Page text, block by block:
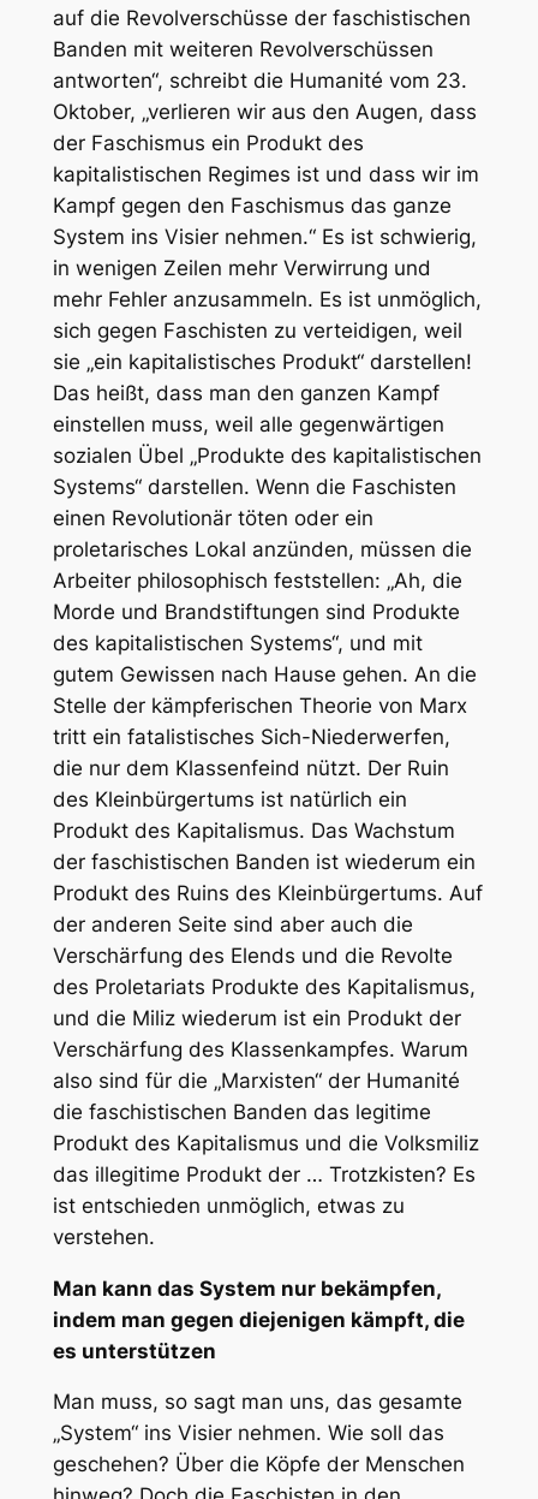
auf die Revolverschüsse der faschistischen
Banden mit weiteren Revolverschüssen
antworten“, schreibt die Humanité vom 23.
Oktober, „verlieren wir aus den Augen, dass
der Faschismus ein Produkt des
kapitalistischen Regimes ist und dass wir im
Kampf gegen den Faschismus das ganze
System ins Visier nehmen.“ Es ist schwierig,
in wenigen Zeilen mehr Verwirrung und
mehr Fehler anzusammeln. Es ist unmöglich,
sich gegen Faschisten zu verteidigen, weil
sie „ein kapitalistisches Produkt“ darstellen!
Das heißt, dass man den ganzen Kampf
einstellen muss, weil alle gegenwärtigen
sozialen Übel „Produkte des kapitalistischen
Systems“ darstellen. Wenn die Faschisten
einen Revolutionär töten oder ein
proletarisches Lokal anzünden, müssen die
Arbeiter philosophisch feststellen: „Ah, die
Morde und Brandstiftungen sind Produkte
des kapitalistischen Systems“, und mit
gutem Gewissen nach Hause gehen. An die
Stelle der kämpferischen Theorie von Marx
tritt ein fatalistisches Sich-Niederwerfen,
die nur dem Klassenfeind nützt. Der Ruin
des Kleinbürgertums ist natürlich ein
Produkt des Kapitalismus. Das Wachstum
der faschistischen Banden ist wiederum ein
Produkt des Ruins des Kleinbürgertums. Auf
der anderen Seite sind aber auch die
Verschärfung des Elends und die Revolte
des Proletariats Produkte des Kapitalismus,
und die Miliz wiederum ist ein Produkt der
Verschärfung des Klassenkampfes. Warum
also sind für die „Marxisten“ der Humanité
die faschistischen Banden das legitime
Produkt des Kapitalismus und die Volksmiliz
das illegitime Produkt der … Trotzkisten? Es
ist entschieden unmöglich, etwas zu
verstehen.
Man kann das System nur bekämpfen,
indem man gegen diejenigen kämpft, die
es unterstützen
Man muss, so sagt man uns, das gesamte
„System“ ins Visier nehmen. Wie soll das
geschehen? Über die Köpfe der Menschen